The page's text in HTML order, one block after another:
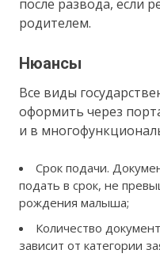
после развода, если
родителем.
Нюансы
Все виды
оформить через
и в
Срок подачи.
подать в срок, не
рождения малыша;
Количество
зависит от категории